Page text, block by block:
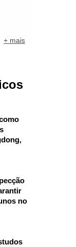
+ mais
no